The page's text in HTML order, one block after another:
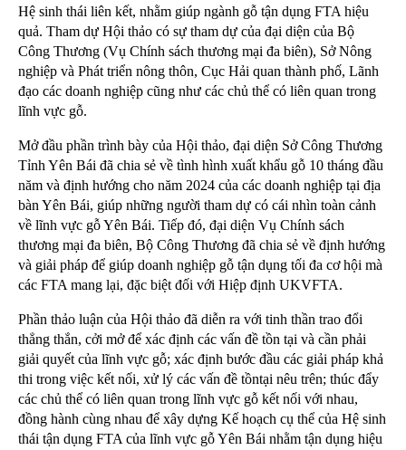
Hệ sinh thái liên kết, nhằm giúp ngành gỗ tận dụng FTA hiệu
quả. Tham dự Hội thảo có sự tham dự của đại diện của Bộ
Công Thương (Vụ Chính sách thương mại đa biên), Sở Nông
nghiệp và Phát triển nông thôn, Cục Hải quan thành phố, Lãnh
đạo các doanh nghiệp cũng như các chủ thể có liên quan trong
lĩnh vực gỗ.
Mở đầu phần trình bày của Hội thảo, đại diện Sở Công Thương
Tỉnh Yên Bái đã chia sẻ về tình hình xuất khẩu gỗ 10 tháng đầu
năm và định hướng cho năm 2024 của các doanh nghiệp tại địa
bàn Yên Bái, giúp những người tham dự có cái nhìn toàn cảnh
về lĩnh vực gỗ Yên Bái. Tiếp đó, đại diện Vụ Chính sách
thương mại đa biên, Bộ Công Thương đã chia sẻ về định hướng
và giải pháp để giúp doanh nghiệp gỗ tận dụng tối đa cơ hội mà
các FTA mang lại, đặc biệt đối với Hiệp định UKVFTA.
Phần thảo luận của Hội thảo đã diễn ra với tinh thần trao đổi
thẳng thắn, cởi mở để xác định các vấn đề tồn tại và cần phải
giải quyết của lĩnh vực gỗ; xác định bước đầu các giải pháp khả
thi trong việc kết nối, xử lý các vấn đề tồntại nêu trên; thúc đẩy
các chủ thể có liên quan trong lĩnh vực gỗ kết nối với nhau,
đồng hành cùng nhau để xây dựng Kế hoạch cụ thể của Hệ sinh
thái tận dụng FTA của lĩnh vực gỗ Yên Bái nhằm tận dụng hiệu